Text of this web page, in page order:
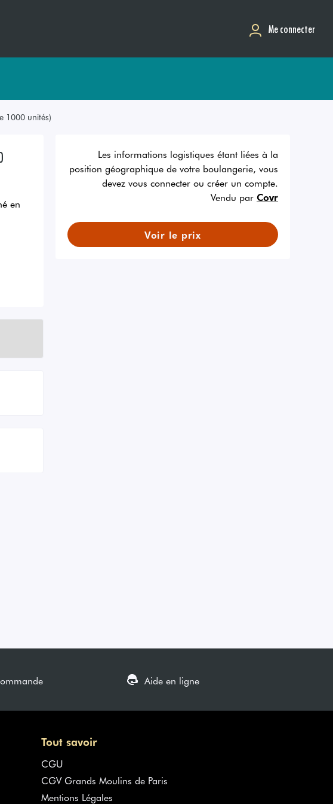
Me connecter
1000 unités)
en
Les informations logistiques étant liées à la
position géographique de votre boulangerie, vous
devez vous connecter ou créer un compte.
Vendu par Covr
Voir le prix
Aide en ligne
Tout savoir
CGU
CGV Grands Moulins de Paris
Mentions Légales